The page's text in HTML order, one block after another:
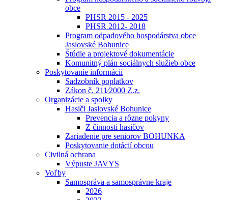
obce
PHSR 2015 - 2025
PHSR 2012- 2018
Program odpadového hospodárstva obce
Jaslovské Bohunice
Štúdie a projektové dokumentácie
Komunitný plán sociálnych služieb obce
Poskytovanie informácií
Sadzobník poplatkov
Zákon č. 211⁄2000 Z.z.
Organizácie a spolky
Hasiči Jaslovské Bohunice
Prevencia a rôzne pokyny
Z činnosti hasičov
Zariadenie pre seniorov BOHUNKA
Poskytovanie dotácií obcou
Civilná ochrana
Výpuste JAVYS
Voľby
Samospráva a samosprávne kraje
2026